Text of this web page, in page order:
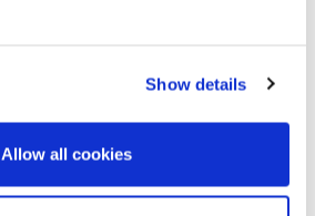
Show details
Allow all cookies